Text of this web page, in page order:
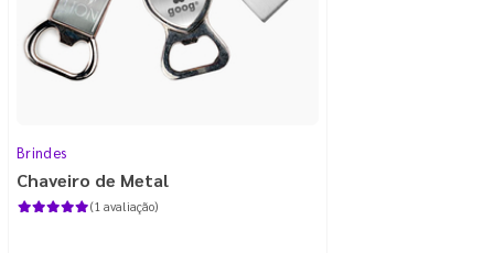
Brindes
Chaveiro de Metal
(1 avaliação)